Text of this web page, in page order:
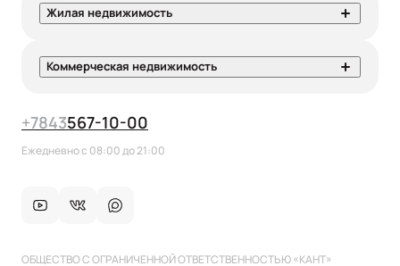
Жилая недвижимость
Коммерческая недвижимость
+7843567-10-00
Ежедневно с 08:00 до 21:00
ОБЩЕСТВО С ОГРАНИЧЕННОЙ ОТВЕТСТВЕННОСТЬЮ «КАНТ»